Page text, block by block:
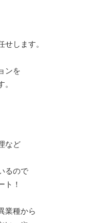
します。
ンを
など
るので
ト！
業種から